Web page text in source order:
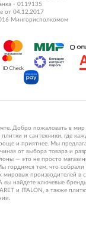
- 0119135
от 04.12.2017
Мингорисполкомом
Добро пожаловать в
и сантехники, где
и приятнее. Мы
от выбора товара и
— это не просто
гордимся тем, что
мировых производителей в
вы найдете ключевые
и ITALON, а также